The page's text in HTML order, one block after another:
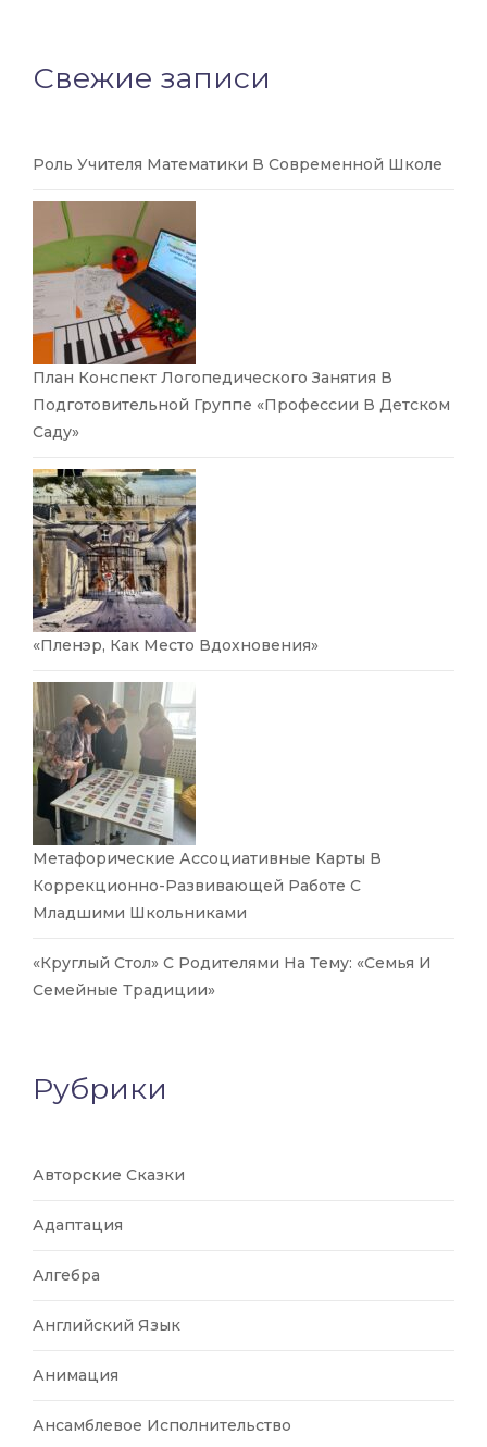
Свежие записи
Роль Учителя Математики В Современной Школе
План Конспект Логопедического Занятия В
Подготовительной Группе «Профессии В Детском
Саду»
«Пленэр, Как Место Вдохновения»
Метафорические Ассоциативные Карты В
Коррекционно-Развивающей Работе С
Младшими Школьниками
«Круглый Стол» С Родителями На Тему: «Семья И
Семейные Традиции»
Рубрики
Авторские Сказки
Адаптация
Алгебра
Английский Язык
Анимация
Ансамблевое Исполнительство